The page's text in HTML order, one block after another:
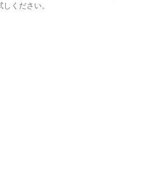
ください。